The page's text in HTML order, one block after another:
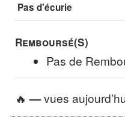
Pas d'écurie
Remboursé(s)
Pas de
🔥—vues